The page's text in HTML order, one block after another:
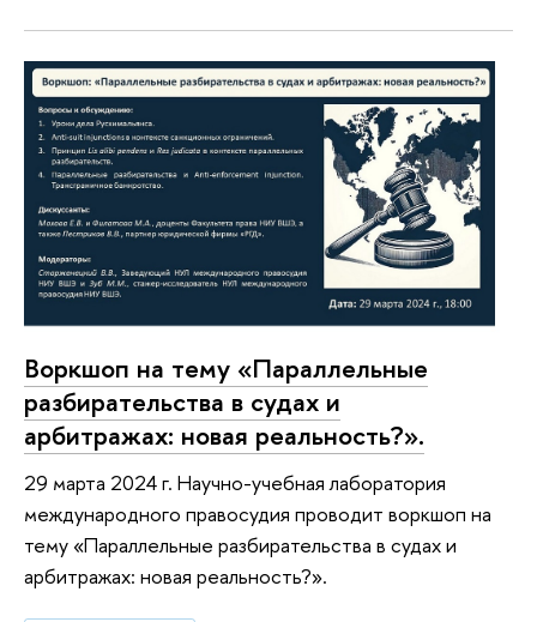
Воркшоп на тему «Параллельные
разбирательства в судах и
арбитражах: новая реальность?».
29 марта 2024 г. Научно-учебная лаборатория
международного правосудия проводит воркшоп на
тему «Параллельные разбирательства в судах и
арбитражах: новая реальность?».